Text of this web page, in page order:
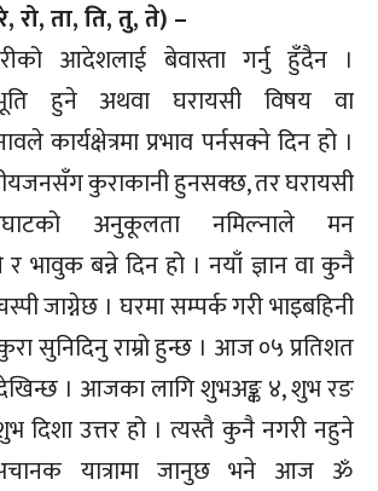
रो, ता, ति, तु, ते) –
आदेशलाई बेवास्ता गर्नु हुँदैन ।
हुने अथवा घरायसी विषय वा
कार्यक्षेत्रमा प्रभाव पर्नसक्ने दिन हो ।
कुराकानी हुनसक्छ, तर घरायसी
अनुकूलता नमिल्नाले मन
भावुक बन्ने दिन हो । नयाँ ज्ञान वा कुनै
जाग्नेछ । घरमा सम्पर्क गरी भाइबहिनी
सुनिदिनु राम्रो हुन्छ । आज ०५ प्रतिशत
। आजका लागि शुभअङ्क ४, शुभ रङ
दिशा उत्तर हो । त्यस्तै कुनै नगरी नहुने
यात्रामा जानुछ भने आज ॐ